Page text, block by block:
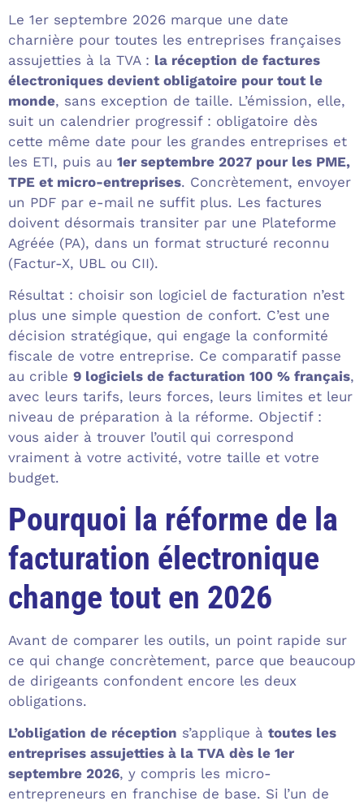
Le 1er septembre 2026 marque une date
charnière pour toutes les entreprises françaises
assujetties à la TVA : la réception de factures
électroniques devient obligatoire pour tout le
monde, sans exception de taille. L’émission, elle,
suit un calendrier progressif : obligatoire dès
cette même date pour les grandes entreprises et
les ETI, puis au 1er septembre 2027 pour les PME,
TPE et micro-entreprises. Concrètement, envoyer
un PDF par e-mail ne suffit plus. Les factures
doivent désormais transiter par une Plateforme
Agréée (PA), dans un format structuré reconnu
(Factur-X, UBL ou CII).
Résultat : choisir son logiciel de facturation n’est
plus une simple question de confort. C’est une
décision stratégique, qui engage la conformité
fiscale de votre entreprise. Ce comparatif passe
au crible 9 logiciels de facturation 100 % français,
avec leurs tarifs, leurs forces, leurs limites et leur
niveau de préparation à la réforme. Objectif :
vous aider à trouver l’outil qui correspond
vraiment à votre activité, votre taille et votre
budget.
Pourquoi la réforme de la
facturation électronique
change tout en 2026
Avant de comparer les outils, un point rapide sur
ce qui change concrètement, parce que beaucoup
de dirigeants confondent encore les deux
obligations.
L’obligation de réception s’applique à toutes les
entreprises assujetties à la TVA dès le 1er
septembre 2026, y compris les micro-
entrepreneurs en franchise de base. Si l’un de